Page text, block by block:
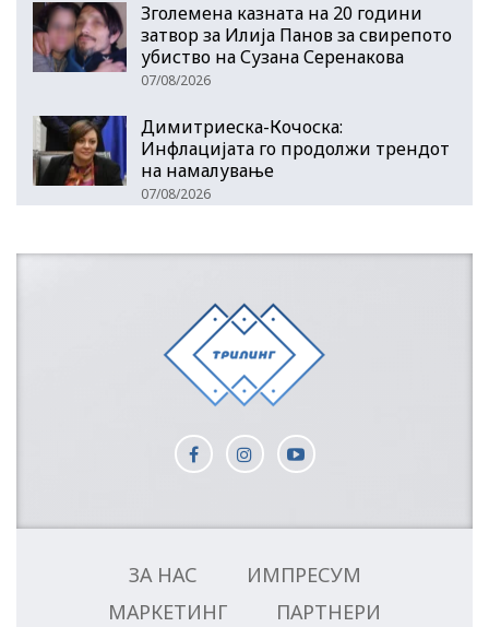
Зголемена казната на 20 години
затвор за Илија Панов за свирепото
убиство на Сузана Серенакова
07/08/2026
Димитриеска-Кочоска:
Инфлацијата го продолжи трендот
на намалување
07/08/2026
ЗА НАС
ИМПРЕСУМ
МАРКЕТИНГ
ПАРТНЕРИ